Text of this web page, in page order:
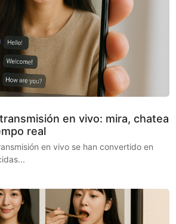
en vivo: mira, chatea
real
en vivo se han convertido en